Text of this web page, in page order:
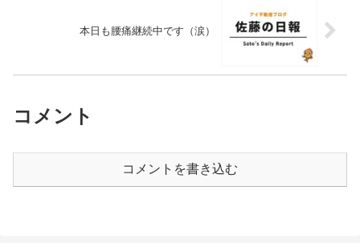
本日も腰痛継続中です（涙）
コメント
コメントを書き込む